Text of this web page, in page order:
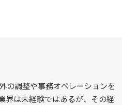
の調整や事務オペレーションを
界は未経験ではあるが、その経